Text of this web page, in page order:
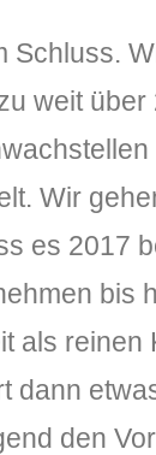
Schluss.
weit über
Wir
es 2017
bis
als reinen
dann
den